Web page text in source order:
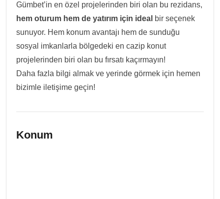
Gümbet’in en özel projelerinden biri olan bu rezidans,
hem oturum hem de yatırım için ideal bir seçenek
sunuyor. Hem konum avantajı hem de sunduğu
sosyal imkanlarla bölgedeki en cazip konut
projelerinden biri olan bu fırsatı kaçırmayın!
Daha fazla bilgi almak ve yerinde görmek için hemen
bizimle iletişime geçin!
Konum